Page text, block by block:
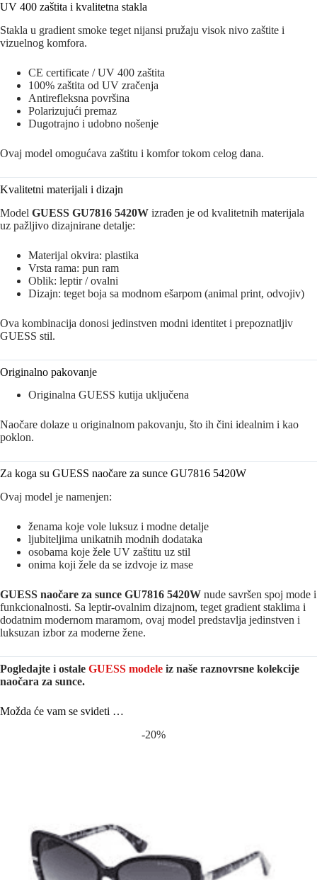
UV 400 zaštita i kvalitetna stakla
Stakla u gradient smoke teget nijansi pružaju visok nivo zaštite i
vizuelnog komfora.
CE certificate / UV 400 zaštita
100% zaštita od UV zračenja
Antirefleksna površina
Polarizujući premaz
Dugotrajno i udobno nošenje
Ovaj model omogućava zaštitu i komfor tokom celog dana.
Kvalitetni materijali i dizajn
Model GUESS GU7816 5420W izrađen je od kvalitetnih materijala
uz pažljivo dizajnirane detalje:
Materijal okvira: plastika
Vrsta rama: pun ram
Oblik: leptir / ovalni
Dizajn: teget boja sa modnom ešarpom (animal print, odvojiv)
Ova kombinacija donosi jedinstven modni identitet i prepoznatljiv
GUESS stil.
Originalno pakovanje
Originalna GUESS kutija uključena
Naočare dolaze u originalnom pakovanju, što ih čini idealnim i kao
poklon.
Za koga su GUESS naočare za sunce GU7816 5420W
Ovaj model je namenjen:
ženama koje vole luksuz i modne detalje
ljubiteljima unikatnih modnih dodataka
osobama koje žele UV zaštitu uz stil
onima koji žele da se izdvoje iz mase
GUESS naočare za sunce GU7816 5420W nude savršen spoj mode i
funkcionalnosti. Sa leptir-ovalnim dizajnom, teget gradient staklima i
dodatnim modernom maramom, ovaj model predstavlja jedinstven i
luksuzan izbor za moderne žene.
Pogledajte i ostale GUESS modele iz naše raznovrsne kolekcije
naočara za sunce.
Možda će vam se svideti …
-20%